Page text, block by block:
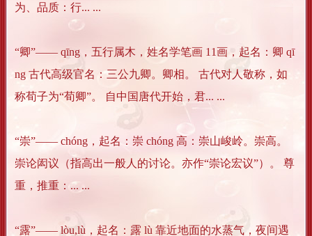
为、品质：行... ...
“卿”―― qīng，五行属木，姓名学笔画 11画，起名：卿 qī
ng 古代高级官名：三公九卿。卿相。 古代对人敬称，如
称荀子为“荀卿”。 自中国唐代开始，君... ...
“崇”―― chóng，起名：崇 chóng 高：崇山峻岭。崇高。
崇论闳议（指高出一般人的讨论。亦作“崇论宏议”）。 尊
重，推重：... ...
“露”―― lòu,lù，起名：露 lù 靠近地面的水蒸气，夜间遇